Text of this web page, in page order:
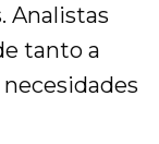
Analistas
tanto a